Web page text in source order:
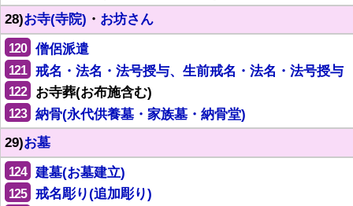
28)お寺(寺院) ・ お坊さん
120 僧侶派遣
121 戒名・法名・法号授与、生前戒名・法名・法号授与
122 お寺葬(お布施含む)
123
納骨(永代供養墓・家族墓・納骨堂)
29)お墓
124 建墓(お墓建立)
125 戒名彫り(追加彫り)